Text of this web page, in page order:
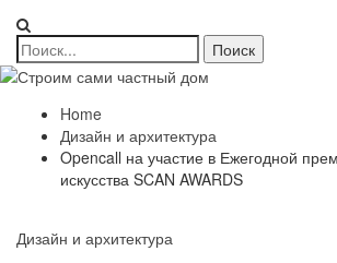
Home
Дизайн и архитектура
Opencall на участие в Ежегодной
искусства SCAN AWARDS
Дизайн и архитектура